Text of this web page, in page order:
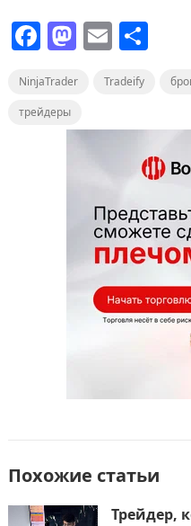
F
c
e
M
st
o
d
E
ai
l
О
р
а
в
и
т
ь
NinjaTrader Tradeify
трейдеры
Похожие статьи
Трейдер,